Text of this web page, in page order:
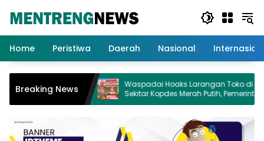
Home
Peristiwa Daerah Nasional
Breaking News
Bersih Untuk 29
Waspadai Hoaks Larangan Toko di
Sekitar Kopdes Merah Putih, Pemerintah
Pastikan Usaha Warga Tetap Dilindungi